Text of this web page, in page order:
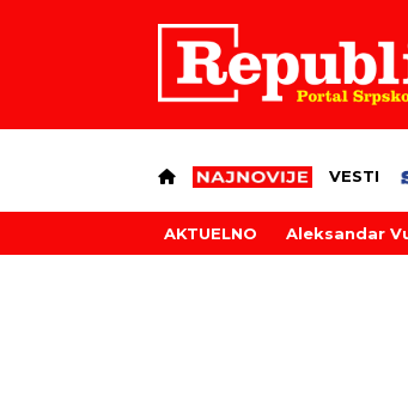
VESTI
AKTUELNO Aleksandar